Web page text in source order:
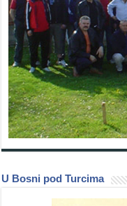
U Bosni pod Turcima